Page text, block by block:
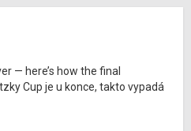
— here’s how the final
Cup je u konce, takto vypadá